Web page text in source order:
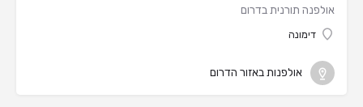
אולפנה תורנית בדרום
דימונה
אולפנות באזור הדרום